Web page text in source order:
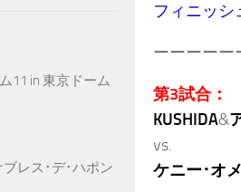
フィニッシ
ーーーーー
第3試合：
KUSHIDA&
vs.
ケニー･オ
11 in 東京ドーム
レス･デ･ハポン